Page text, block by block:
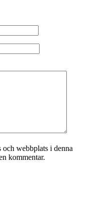
och webbplats i denna
kommentar.